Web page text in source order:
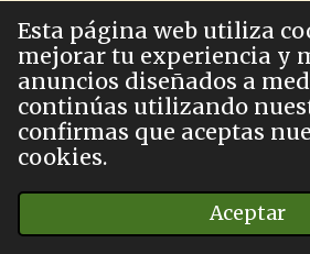
Esta página web utiliza
mejorar tu experiencia y
anuncios diseñados a
continúas utilizando
confirmas que aceptas
cookies.
Aceptar
E. Álvarez, 9 de octubre de
El Estado nación y
revolución integral, en particular